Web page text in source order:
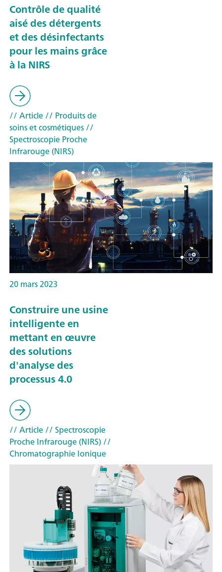
Contrôle de qualité
aisé des détergents
et des désinfectants
pour les mains grâce
à la NIRS
// Article// Produits de
soins et cosmétiques//
Spectroscopie Proche
Infrarouge (NIRS)
20 mars 2023
Construire une usine
intelligente en
mettant en œuvre
des solutions
d'analyse des
processus 4.0
// Article// Spectroscopie
Proche Infrarouge (NIRS)//
Chromatographie Ionique